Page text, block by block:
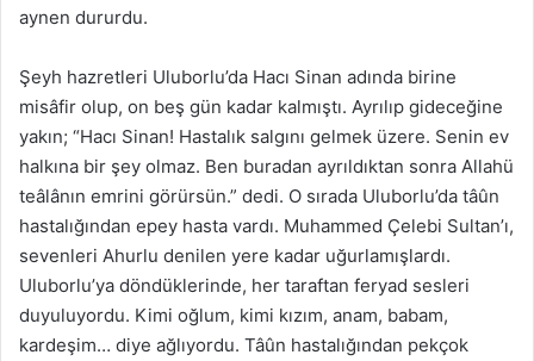
aynen dururdu.
Şeyh hazretleri Uluborlu’da Hacı Sinan adında birine
misâfir olup, on beş gün kadar kalmıştı. Ayrılıp gideceğine
yakın; “Hacı Sinan! Hastalık salgını gelmek üzere. Senin ev
halkına bir şey olmaz. Ben buradan ayrıldıktan sonra Allahü
teâlânın emrini görürsün.” dedi. O sırada Uluborlu’da tâûn
hastalığından epey hasta vardı. Muhammed Çelebi Sultan’ı,
sevenleri Ahurlu denilen yere kadar uğurlamışlardı.
Uluborlu’ya döndüklerinde, her taraftan feryad sesleri
duyuluyordu. Kimi oğlum, kimi kızım, anam, babam,
kardeşim… diye ağlıyordu. Tâûn hastalığından pekçok